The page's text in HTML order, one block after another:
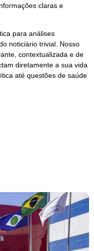
claras e
para análises
noticiário trivial. Nosso
contextualizada e de
diretamente a sua vida
até questões de saúde